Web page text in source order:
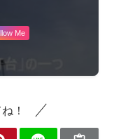
Me
！